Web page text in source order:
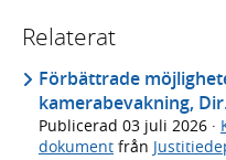
Relaterat
Förbättrade
kamerabevakning,
Publicerad 03 juli 2026 ·
dokument från